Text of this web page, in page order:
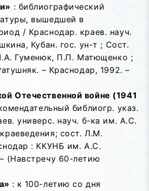
: библиографический
вышедшей в
/ Краснодар. краев. науч.
Кубан. гос. ун-т ; Сост.
Гуменюк, П.П. Матющенко ;
– Краснодар, 1992. –
Отечественной войне (1941
библиогр. указ.
универс. науч. б-ка им. А.С.
сост. Л.М.
: ККУНБ им. А.С.
(Навстречу 60-летию
: к 100-летию со дня